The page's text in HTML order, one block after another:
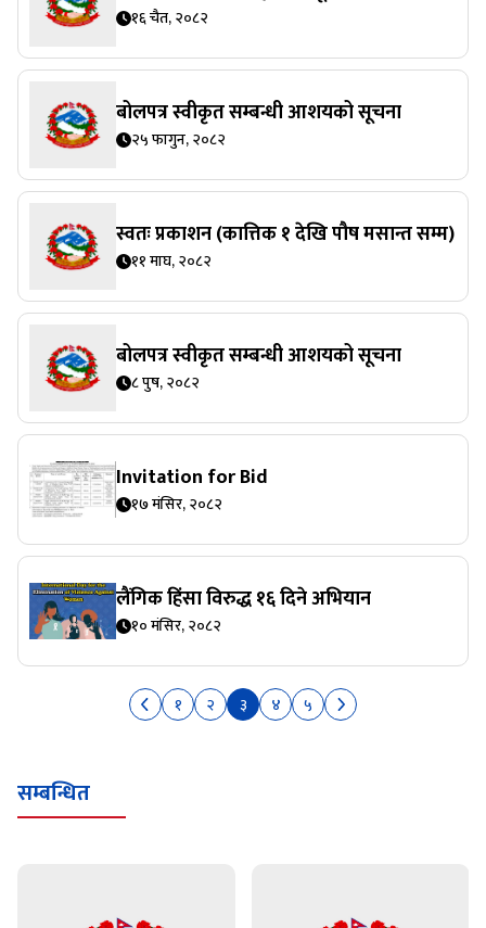
१६ चैत, २०८२
बोलपत्र स्वीकृत सम्बन्धी आशयको सूचना
२५ फागुन, २०८२
स्वतः प्रकाशन (कात्तिक १ देखि पौष मसान्त सम्म)
११ माघ, २०८२
बोलपत्र स्वीकृत सम्बन्धी आशयको सूचना
८ पुष, २०८२
Invitation for Bid
१७ मंसिर, २०८२
लैंगिक हिंसा विरुद्ध १६ दिने अभियान
१० मंसिर, २०८२
१ २ ३ ४ ५
सम्बन्धित